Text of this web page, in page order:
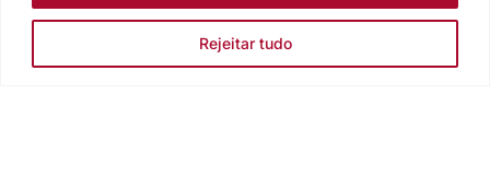
Rejeitar tudo